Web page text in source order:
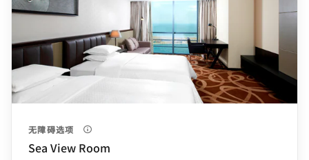
无障碍选项
Sea View Room